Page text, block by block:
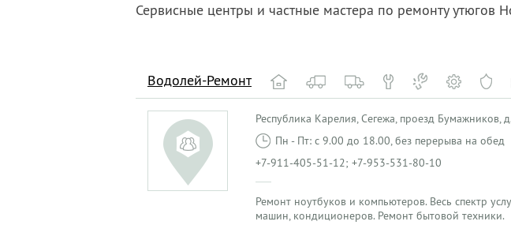
Сервисные центры и частные мастера по ремонту утюгов
Водолей-Ремонт
Республика Карелия, Сегежа, проезд Бумажников,
Пн - Пт: с 9.00 до 18.00, без перерыва на обед
+7-911-405-51-12; +7-953-531-80-10
Ремонт ноутбуков и компьютеров. Весь спектр
машин, кондиционеров. Ремонт бытовой техники.